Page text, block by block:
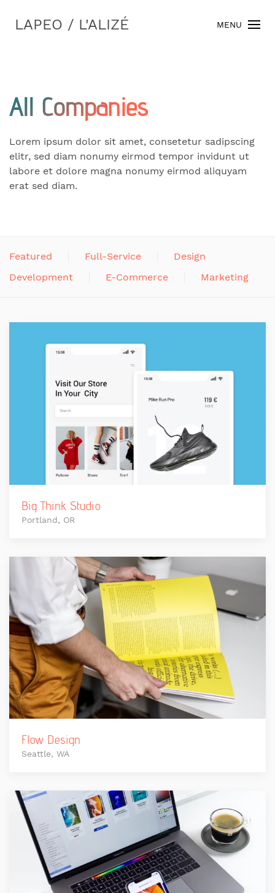
LAPEO / L'ALIZÉ MENU
All Companies
Lorem ipsum dolor sit amet, consetetur sadipscing
elitr, sed diam nonumy eirmod tempor invidunt ut
labore et dolore magna nonumy eirmod aliquyam
erat sed diam.
Featured Full-Service
Design
Development
E-Commerce Marketing
Big Think Studio
Portland, OR
Flow Design
Seattle, WA